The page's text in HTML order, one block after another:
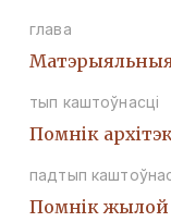
глава
тып каштоўнасці
Помнiк
падтып
Помнiк жылой